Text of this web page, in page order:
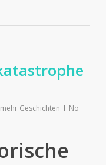
Geschichten
No